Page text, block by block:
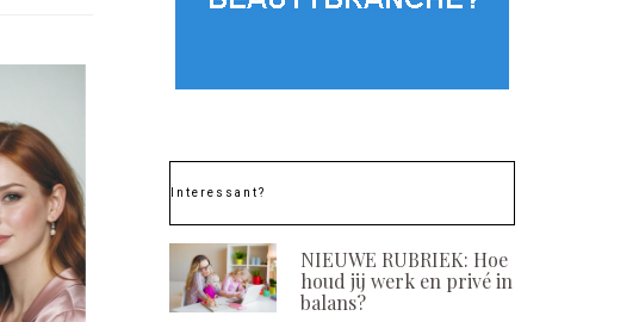
Interessant?
NIEUWE RUBRIEK: Hoe
houd jij werk en privé in
balans?